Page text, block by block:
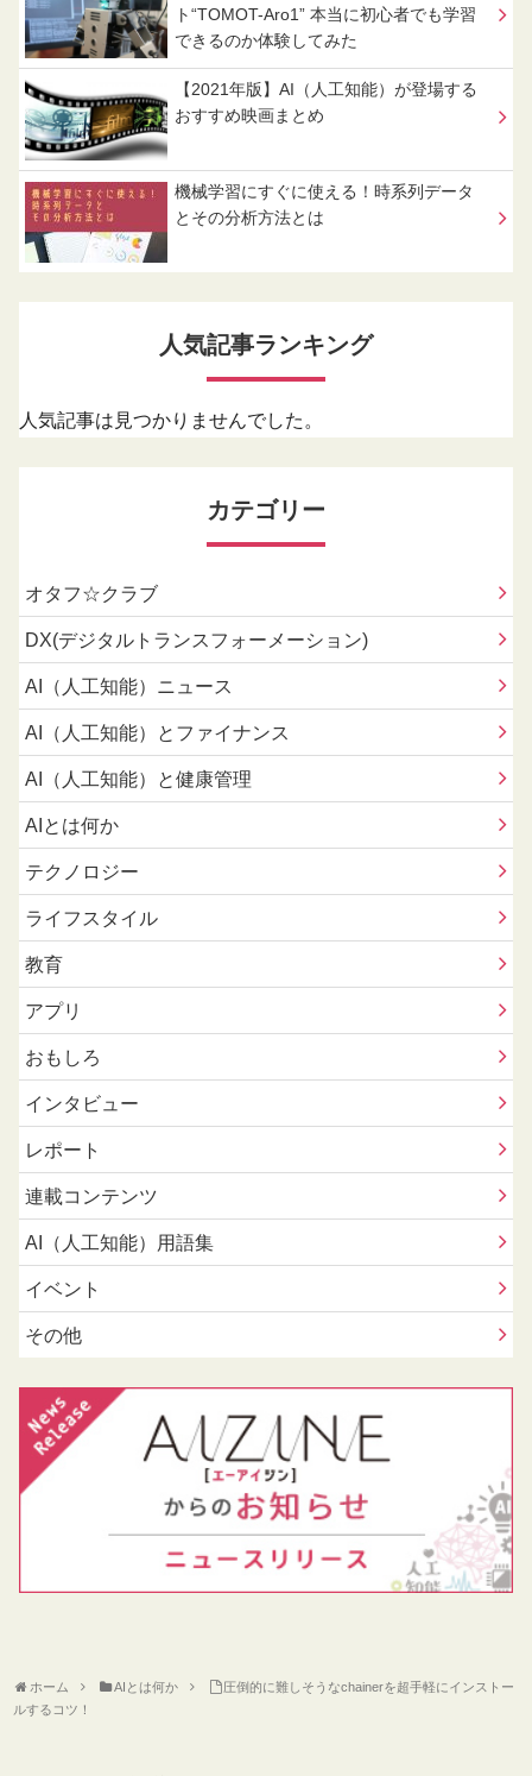
ト“TOMOT-Aro1” 本当に初心者でも学習
できるのか体験してみた
【2021年版】AI（人工知能）が登場する
おすすめ映画まとめ
機械学習にすぐに使える！時系列データ
とその分析方法とは
人気記事ランキング
人気記事は見つかりませんでした。
カテゴリー
オタフ☆クラブ
DX(デジタルトランスフォーメーション)
AI（人工知能）ニュース
AI（人工知能）とファイナンス
AI（人工知能）と健康管理
AIとは何か
テクノロジー
ライフスタイル
教育
アプリ
おもしろ
インタビュー
レポート
連載コンテンツ
AI（人工知能）用語集
イベント
その他
ホーム AIとは何か
圧倒的に難しそうなchainerを超手軽にインストー
ルするコツ！